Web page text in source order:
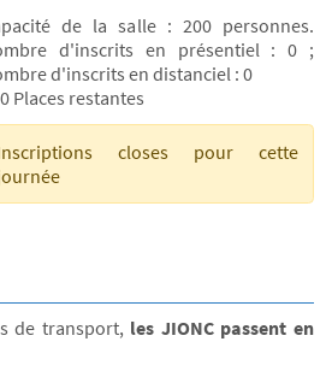
de la salle : 200 personnes.
d'inscrits en présentiel : 0 ;
d'inscrits en distanciel : 0
Places restantes
closes pour cette
de transport, les JIONC passent en